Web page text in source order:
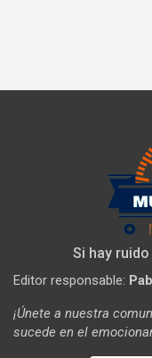
Si hay
Editor responsable:
¡Únete a nuestra
sucede en el